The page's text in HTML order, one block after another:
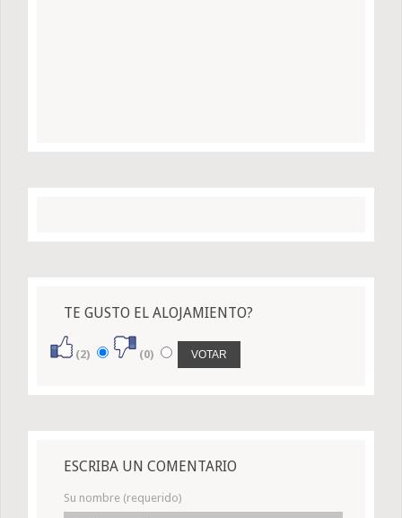
TE GUSTO EL ALOJAMIENTO?
(2) (0)
ESCRIBA UN COMENTARIO
Su nombre (requerido)